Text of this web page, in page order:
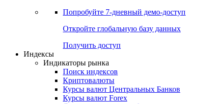
Попробуйте 7-дневный демо-доступ
Откройте глобальную базу данных
Получить доступ
Индексы
Индикаторы рынка
Поиск индексов
Криптовалюты
Курсы валют Центральных Банков
Курсы валют Forex